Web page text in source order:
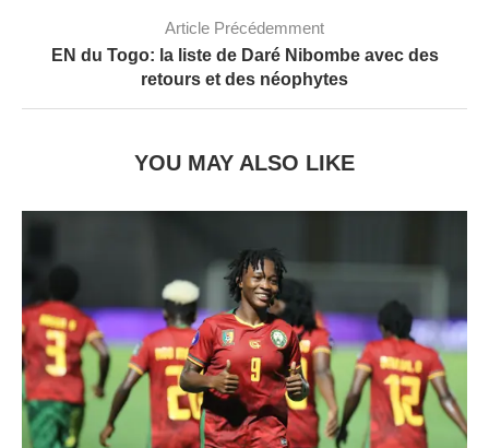
Article Précédemment
EN du Togo: la liste de Daré Nibombe avec des
retours et des néophytes
YOU MAY ALSO LIKE